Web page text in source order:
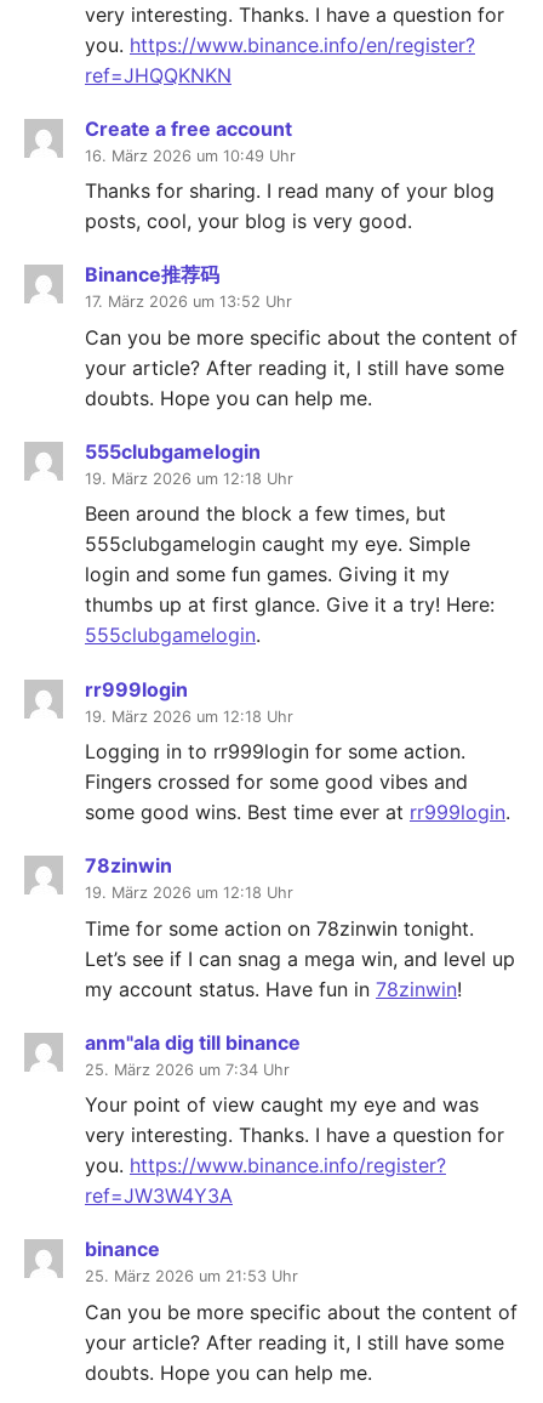
very interesting. Thanks. I have a question for
you. https://www.binance.info/en/register?
ref=JHQQKNKN
Create a free account
16. März 2026 um 10:49 Uhr
Thanks for sharing. I read many of your blog
posts, cool, your blog is very good.
Binance推荐码
17. März 2026 um 13:52 Uhr
Can you be more specific about the content of
your article? After reading it, I still have some
doubts. Hope you can help me.
555clubgamelogin
19. März 2026 um 12:18 Uhr
Been around the block a few times, but
555clubgamelogin caught my eye. Simple
login and some fun games. Giving it my
thumbs up at first glance. Give it a try! Here:
555clubgamelogin.
rr999login
19. März 2026 um 12:18 Uhr
Logging in to rr999login for some action.
Fingers crossed for some good vibes and
some good wins. Best time ever at rr999login.
78zinwin
19. März 2026 um 12:18 Uhr
Time for some action on 78zinwin tonight.
Let’s see if I can snag a mega win, and level up
my account status. Have fun in 78zinwin!
anm"ala dig till binance
25. März 2026 um 7:34 Uhr
Your point of view caught my eye and was
very interesting. Thanks. I have a question for
you. https://www.binance.info/register?
ref=JW3W4Y3A
binance
25. März 2026 um 21:53 Uhr
Can you be more specific about the content of
your article? After reading it, I still have some
doubts. Hope you can help me.